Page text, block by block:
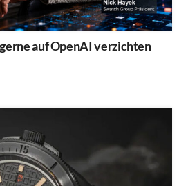
auf OpenAI verzichten